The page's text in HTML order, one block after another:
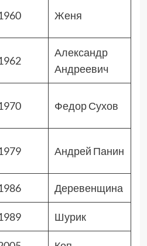
Женя
Александр
Андреевич
Федор Сухов
Андрей Панин
Деревенщина
Шурик